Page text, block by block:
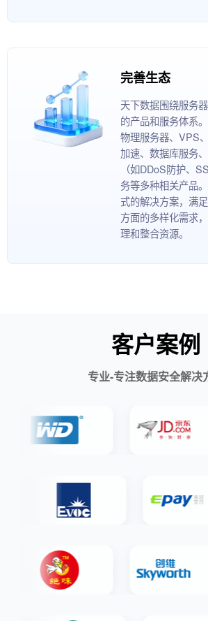
完善生态
天下数据围绕服务
的产品和服务体系
物理服务器、VPS
加速、数据库服务
（如DDoS防护、
务等多种相关产品
式的解决方案，满
方面的多样化需求
理和整合资源。
客户案例
专业-专注数据安全解决